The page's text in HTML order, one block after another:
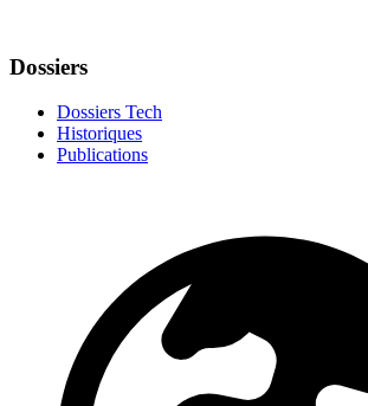
Dossiers
Dossiers Tech
Historiques
Publications